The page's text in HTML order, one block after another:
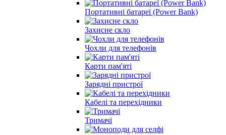
Портативні батареї (Power Bank)
Захисне скло
Чохли для телефонів
Карти пам'яті
Зарядні пристрої
Кабелі та перехідники
Тримачі